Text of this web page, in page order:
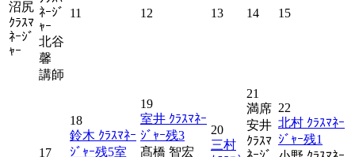
沼尻
ｸﾗｽﾏ
ﾈｰｼﾞ
ｬｰ
ﾈｰｼﾞ
ｬｰ
北谷
馨
講師
11 12 13 14 15
17
18
鈴木 ｸﾗｽﾏﾈｰ
ｼﾞｬｰ残5室
19
室井 ｸﾗｽﾏﾈｰ
ｼﾞｬｰ残3
髙橋 智宏
20
三村
21
満席
安井
ｸﾗｽﾏ
22
北村 ｸﾗｽﾏﾈｰ
ｼﾞｬｰ残1